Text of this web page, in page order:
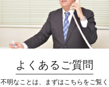
よくあるご質問
不明なことは、まずはこちらをご覧く